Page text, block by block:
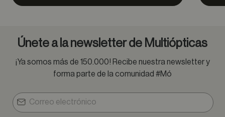
Únete a la newsletter de Multiópticas
¡Ya somos más de 150.000! Recibe nuestra newsletter y
forma parte de la comunidad #Mó